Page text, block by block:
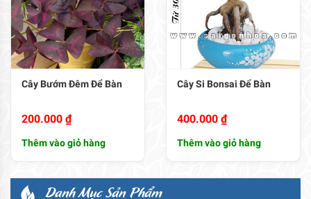
Cây Bướm Đêm Để Bàn
200.000 ₫
Thêm vào giỏ hàng
Cây Si Bonsai Để Bàn
400.000 ₫
Thêm vào giỏ hàng
Danh Mục Sản Phẩm